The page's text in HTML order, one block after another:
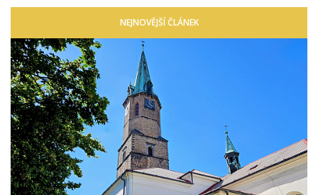
NEJNOVĚJŠÍ ČLÁNEK